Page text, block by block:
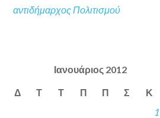
αντιδήμαρχος Πολιτισμού
Ιανουάριος 2012
Δ Τ Τ Π Π Σ Κ
1